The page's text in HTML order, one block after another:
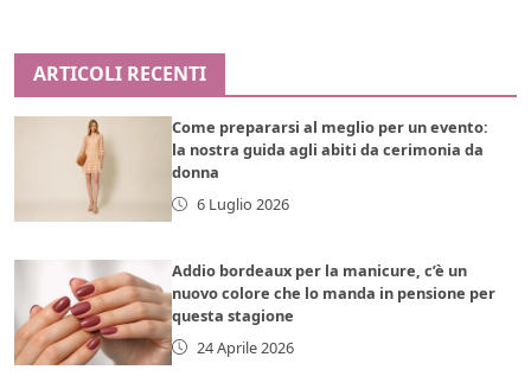
ARTICOLI RECENTI
Come prepararsi al meglio per un evento:
la nostra guida agli abiti da cerimonia da
donna
6 Luglio 2026
Addio bordeaux per la manicure, c’è un
nuovo colore che lo manda in pensione per
questa stagione
24 Aprile 2026